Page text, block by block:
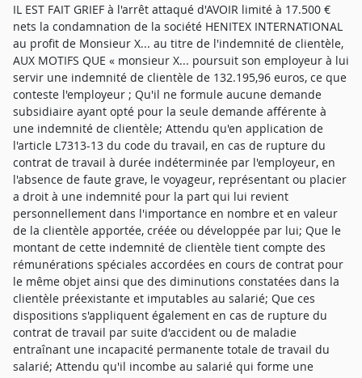
IL EST FAIT GRIEF à l'arrêt attaqué d'AVOIR limité à 17.500 €
nets la condamnation de la société HENITEX INTERNATIONAL
au profit de Monsieur X... au titre de l'indemnité de clientèle,
AUX MOTIFS QUE « monsieur X... poursuit son employeur à lui
servir une indemnité de clientèle de 132.195,96 euros, ce que
conteste l'employeur ; Qu'il ne formule aucune demande
subsidiaire ayant opté pour la seule demande afférente à
une indemnité de clientèle; Attendu qu'en application de
l'article L7313-13 du code du travail, en cas de rupture du
contrat de travail à durée indéterminée par l'employeur, en
l'absence de faute grave, le voyageur, représentant ou placier
a droit à une indemnité pour la part qui lui revient
personnellement dans l'importance en nombre et en valeur
de la clientèle apportée, créée ou développée par lui; Que le
montant de cette indemnité de clientèle tient compte des
rémunérations spéciales accordées en cours de contrat pour
le même objet ainsi que des diminutions constatées dans la
clientèle préexistante et imputables au salarié; Que ces
dispositions s'appliquent également en cas de rupture du
contrat de travail par suite d'accident ou de maladie
entraînant une incapacité permanente totale de travail du
salarié; Attendu qu'il incombe au salarié qui forme une